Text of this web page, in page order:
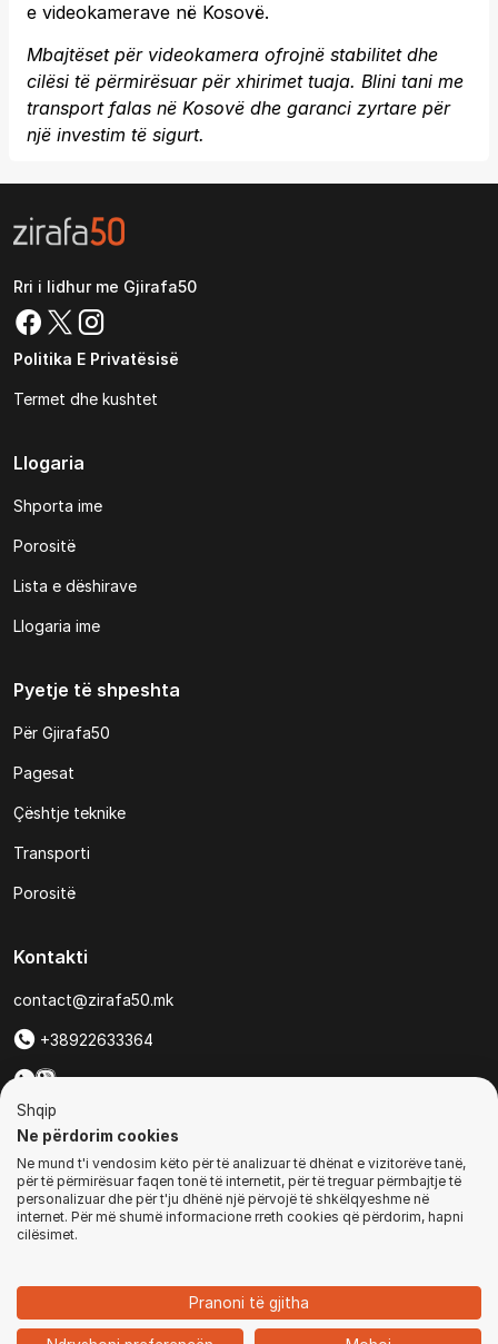
e videokamerave në Kosovë.
Mbajtëset për videokamera ofrojnë stabilitet dhe
cilësi të përmirësuar për xhirimet tuaja. Blini tani me
transport falas në Kosovë dhe garanci zyrtare për
një investim të sigurt.
Rri i lidhur me Gjirafa50
Politika E Privatësisë
Termet dhe kushtet
Llogaria
Shporta ime
Porositë
Lista e dëshirave
Llogaria ime
Pyetje të shpeshta
Për Gjirafa50
Pagesat
Çështje teknike
Transporti
Porositë
Kontakti
contact@zirafa50.mk
+38922633364
Për kërkesa të ofertave:
b2b@zirafa50.mk
Jadranska Magistrala No. 86, Skopje, North Macedonia
© Të gjitha të drejtat e rezervuara
Shqip
Ne përdorim cookies
Ne mund t'i vendosim këto për të analizuar të dhënat e vizitorëve tanë,
për të përmirësuar faqen tonë të internetit, për të treguar përmbajtje të
personalizuar dhe për t'ju dhënë një përvojë të shkëlqyeshme në
internet. Për më shumë informacione rreth cookies që përdorim, hapni
cilësimet.
Pranoni të gjitha